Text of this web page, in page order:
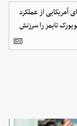
آمریکایی از عملکرد
تایمز را سرزنش